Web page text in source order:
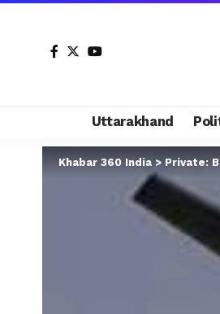
Uttarakhand
Khabar 360 India > Private: